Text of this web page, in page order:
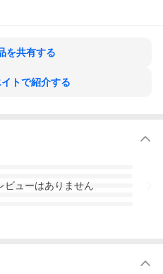
ンドルまで１２．５cm）×高さ
を共有する
トで紹介する
ビューはありません